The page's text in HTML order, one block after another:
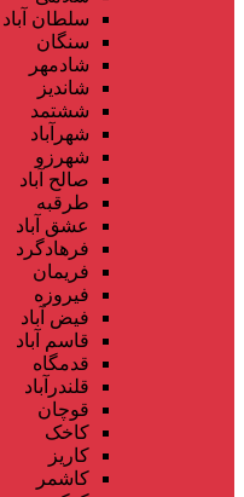
سلطان آباد
سنگان
شادمهر
شاندیز
ششتمد
شهرآباد
شهرزو
صالح آباد
طرقبه
عشق آباد
فرهادگرد
فریمان
فیروزه
فیض آباد
قاسم آباد
قدمگاه
قلندرآباد
قوچان
کاخک
کاریز
کاشمر